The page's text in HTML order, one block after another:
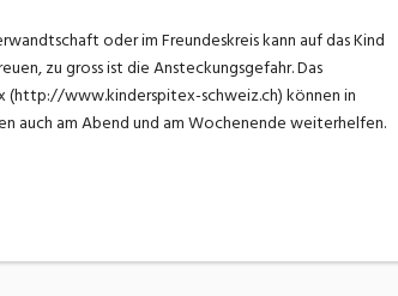
oder im Freundeskreis kann auf das Kind
zu gross ist die Ansteckungsgefahr. Das
(http://www.kinderspitex-schweiz.ch) können in
auch am Abend und am Wochenende weiterhelfen.